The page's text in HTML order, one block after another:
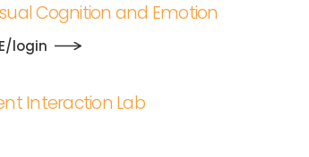
Cognition and Emotion
login
Interaction Lab